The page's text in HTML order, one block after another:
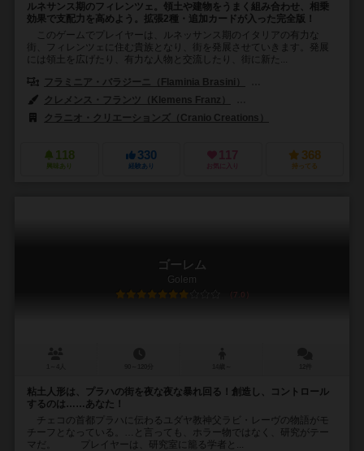
ルネサンス期のフィレンツェ。領土や建物をうまく組み合わせ、相乗
効果で支配力を高めよう。拡張2種・追加カードが入った完全版！
このゲームでプレイヤーは、ルネッサンス期のイタリアの有力な
街、フィレンツェに住む貴族となり、街を発展させていきます。発展
には領土を広げたり、有力な人物と交流したり、街に新た...
フラミニア・バラジーニ（Flaminia Brasini）
クレメンス・フランツ（Klemens Franz）
クラニオ・クリエーションズ（Cranio Creations）
118
興味あり
330
経験あり
117
お気に入り
368
持ってる
ゴーレム
Golem
7.0
粘土人形は、プラハの街を夜な夜な暴れ回る！創造し、コントロール
するのは……あなた！
チェコの首都プラハに伝わるユダヤ教神父ラビ・レーヴの物語がモ
チーフとなっている。…と言っても、ホラー物ではなく、研究がテー
マだ。 プレイヤーは、研究室に籠る学者と...